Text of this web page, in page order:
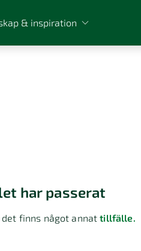
& inspiration
har passerat
det finns något annattillfälle.